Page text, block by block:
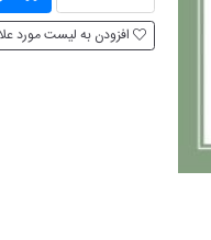
افزودن به لیست مورد